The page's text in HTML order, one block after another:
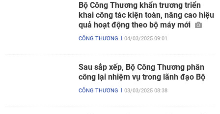
Bộ Công Thương khẩn trương triển
khai công tác kiện toàn, nâng cao hiệu
quả hoạt động theo bộ máy mới
CÔNG THƯƠNG 04/03/2025 09:01
Sau sắp xếp, Bộ Công Thương phân
công lại nhiệm vụ trong lãnh đạo Bộ
CÔNG THƯƠNG 03/03/2025 08:38